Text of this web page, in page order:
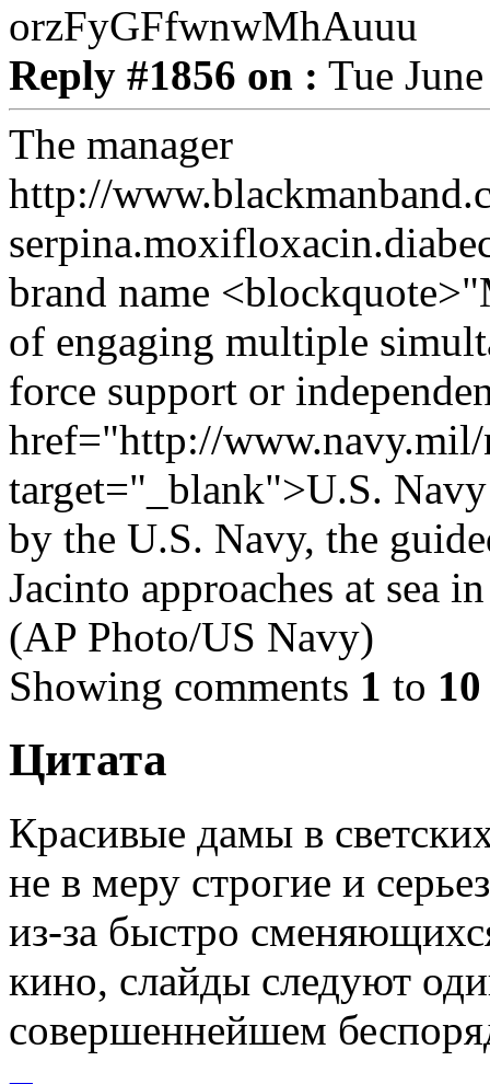
orzFyGFfwnwMhAuuu
Reply #1856 on : Tue
The manager
http://
brand name
of engaging multiple
force support or
href="http://www.navy.mil/
target="_blank">U.S.
by the U.S. Navy, the
Jacinto approaches at sea
(AP Photo/US Navy)
Showing comments 1 to 10
Цитата
Красивые дамы в
не в меру строгие и
из-за быстро
кино, слайды следуют
совершеннейшем